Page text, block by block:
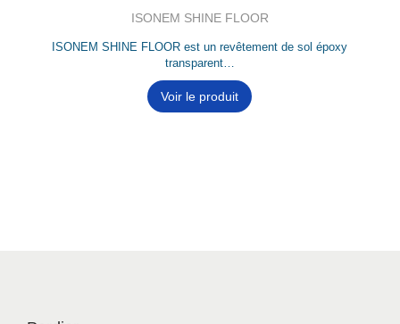
ISONEM SHINE FLOOR
ISONEM SHINE FLOOR est un revêtement de sol époxy
transparent…
Voir le produit